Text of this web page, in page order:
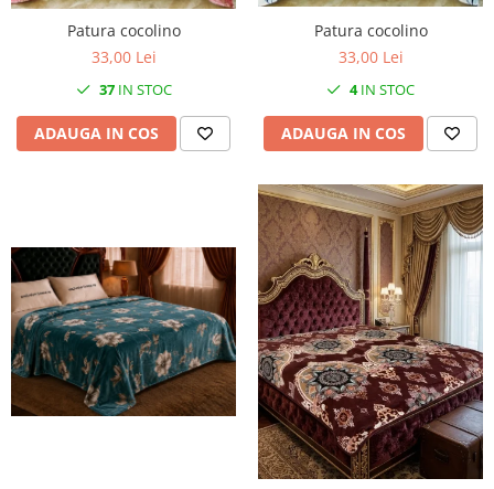
Patura cocolino
33,00 Lei
37IN STOC
ADAUGA IN COS
Patura cocolino
33,00 Lei
4IN STOC
ADAUGA IN COS